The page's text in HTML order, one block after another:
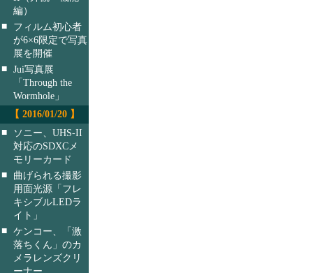
編）
■
フィルム初心者
が6×6限定で写真
展を開催
■ Jui写真展
「Through the
Wormhole」
【 2016/01/20 】
■
ソニー、UHS-II
対応のSDXCメ
モリーカード
■
曲げられる撮影
用面光源「フレ
キシブルLEDラ
イト」
■ ケンコー、「激
落ちくん」のカ
メラレンズクリ